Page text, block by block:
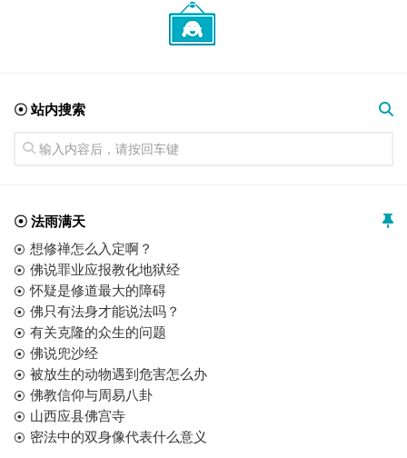
☉ 站内搜索
☉ 法雨满天
想修禅怎么入定啊？
佛说罪业应报教化地狱经
怀疑是修道最大的障碍
佛只有法身才能说法吗？
有关克隆的众生的问题
佛说兜沙经
被放生的动物遇到危害怎么办
佛教信仰与周易八卦
山西应县佛宫寺
密法中的双身像代表什么意义